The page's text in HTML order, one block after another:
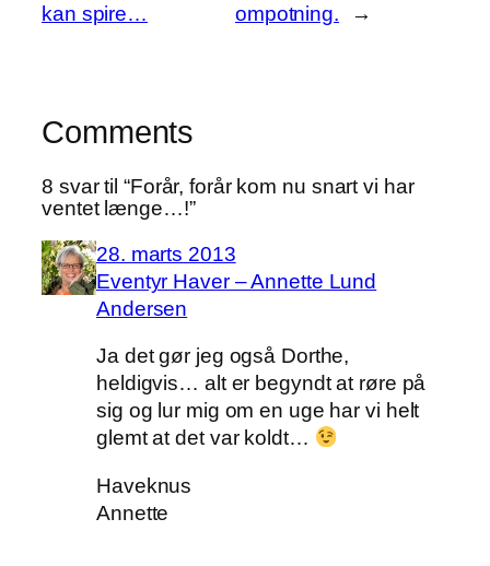
kan spire…
ompotning.
→
Comments
8 svar til “Forår, forår kom nu snart vi har
ventet længe…!”
28. marts 2013
Eventyr Haver – Annette Lund
Andersen
Ja det gør jeg også Dorthe,
heldigvis… alt er begyndt at røre på
sig og lur mig om en uge har vi helt
glemt at det var koldt…
Haveknus
Annette